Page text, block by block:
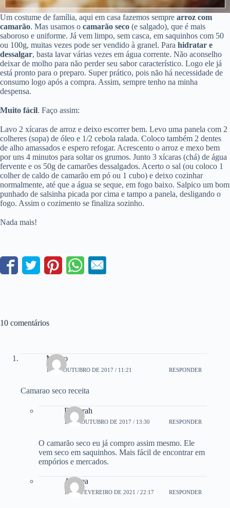
Um costume de família, aqui em casa fazemos sempre arroz com
camarão. Mas usamos o camarão seco (e salgado), que é mais
saboroso e uniforme. Já vem limpo, sem casca, em saquinhos com 50
ou 100g, muitas vezes pode ser vendido à granel. Para hidratar e
dessalgar, basta lavar várias vezes em água corrente. Não aconselho
deixar de molho para não perder seu sabor característico. Logo ele já
está pronto para o preparo. Super prático, pois não há necessidade de
consumo logo após a compra. Assim, sempre tenho na minha
despensa.
Muito fácil. Faço assim:
Lavo 2 xícaras de arroz e deixo escorrer bem. Levo uma panela com 2
colheres (sopa) de óleo e 1/2 cebola ralada. Coloco também 2 dentes
de alho amassados e espero refogar. Acrescento o arroz e mexo bem
por uns 4 minutos para soltar os grumos. Junto 3 xícaras (chá) de água
fervente e os 50g de camarões dessalgados. Acerto o sal (ou coloco 1
colher de caldo de camarão em pó ou 1 cubo) e deixo cozinhar
normalmente, até que a água se seque, em fogo baixo. Salpico um bom
punhado de salsinha picada por cima e tampo a panela, desligando o
fogo. Assim o cozimento se finaliza sozinho.
Nada mais!
10 comentários
Mauro
10 DE OUTUBRO DE 2017 / 11:21 RESPONDER
Camarao seco receita
Deborah
10 DE OUTUBRO DE 2017 / 13:30 RESPONDER
O camarão seco eu já compro assim mesmo. Ele
vem seco em saquinhos. Mais fácil de encontrar em
empórios e mercados.
Andrea
19 DE FEVEREIRO DE 2021 / 22:17 RESPONDER